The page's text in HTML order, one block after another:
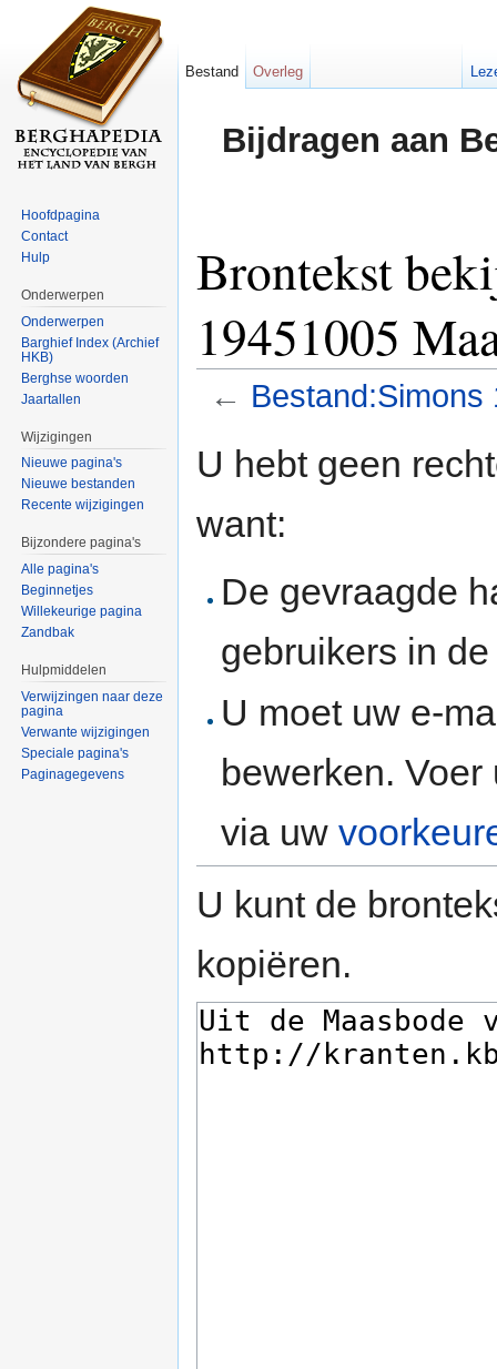
Bijdragen aan
Brontekst
19451005
← Bestand:Simons
U hebt geen
want:
De gevraagde
gebruikers in
U moet uw e-
bewerken.
via uw
U kunt de
kopiëren.
Bestand Overleg
Hoofdpagina
Contact
Hulp
Onderwerpen
Onderwerpen
Barghief Index (Archief
HKB)
Berghse woorden
Jaartallen
Wijzigingen
Nieuwe pagina's
Nieuwe bestanden
Recente wijzigingen
Bijzondere pagina's
Alle pagina's
Beginnetjes
Willekeurige pagina
Zandbak
Hulpmiddelen
Verwijzingen naar deze
pagina
Verwante wijzigingen
Speciale pagina's
Paginagegevens